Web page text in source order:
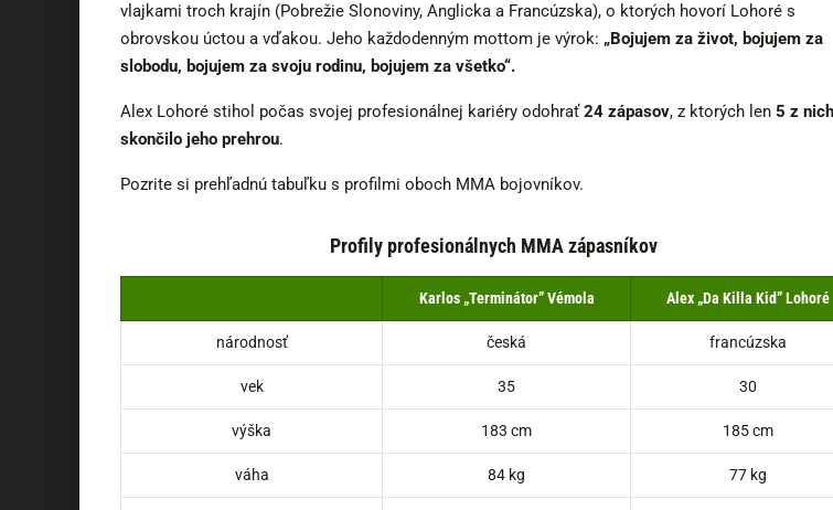
vlajkami troch krajín (Pobrežie Slonoviny, Anglicka a Francúzska), o ktorých hovorí Lohoré s
obrovskou úctou a vďakou. Jeho každodenným mottom je výrok: „Bojujem za život, bojujem za
slobodu, bojujem za svoju rodinu, bojujem za všetko“.
Alex Lohoré stihol počas svojej profesionálnej kariéry odohrať24 zápasov, z ktorých len 5 z nich
skončilo jeho prehrou.
Pozrite si prehľadnú tabuľku s profilmi oboch MMA bojovníkov.
Profily profesionálnych MMA zápasníkov
Karlos „Terminátor” Vémola Alex „Da Killa Kid” Lohoré
národnosť česká francúzska
vek 35 30
výška 183 cm 185 cm
váha 84 kg 77 kg